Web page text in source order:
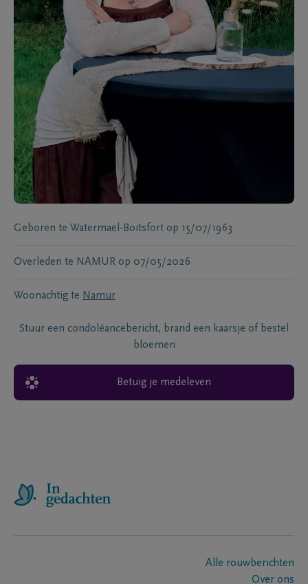
Geboren te Watermael-Boitsfort op 15/07/1963
Overleden te NAMUR op 07/05/2026
Woonachtig te Namur
Stuur een condoléancebericht, brand een kaarsje of bestel
bloemen
Betuig je medeleven
Alle rouwberichten
Over ons